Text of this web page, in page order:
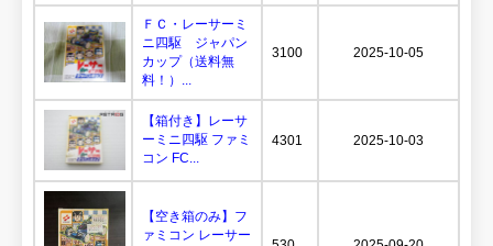
ＦＣ・レーサーミ
ニ四駆 ジャパン
カップ（送料無
料！）...
3100 2025-10-05
【箱付き】レーサ
ーミニ四駆 ファミ
コン FC...
4301 2025-10-03
【空き箱のみ】フ
ァミコン レーサー